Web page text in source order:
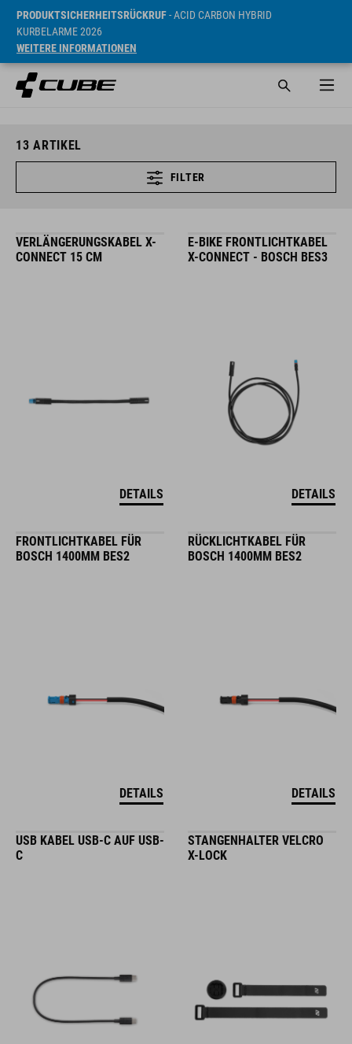
PRODUKTSICHERHEITSRÜCKRUF- ACID CARBON HYBRID
KURBELARME 2026
WEITERE INFORMATIONEN
13 ARTIKEL
FILTER
VERLÄNGERUNGSKABEL X-
CONNECT 15 CM
DETAILS
E-BIKE FRONTLICHTKABEL
X-CONNECT - BOSCH BES3
DETAILS
FRONTLICHTKABEL FÜR
BOSCH 1400MM BES2
DETAILS
RÜCKLICHTKABEL FÜR
BOSCH 1400MM BES2
DETAILS
USB KABEL USB-C AUF USB-
C
STANGENHALTER VELCRO
X-LOCK